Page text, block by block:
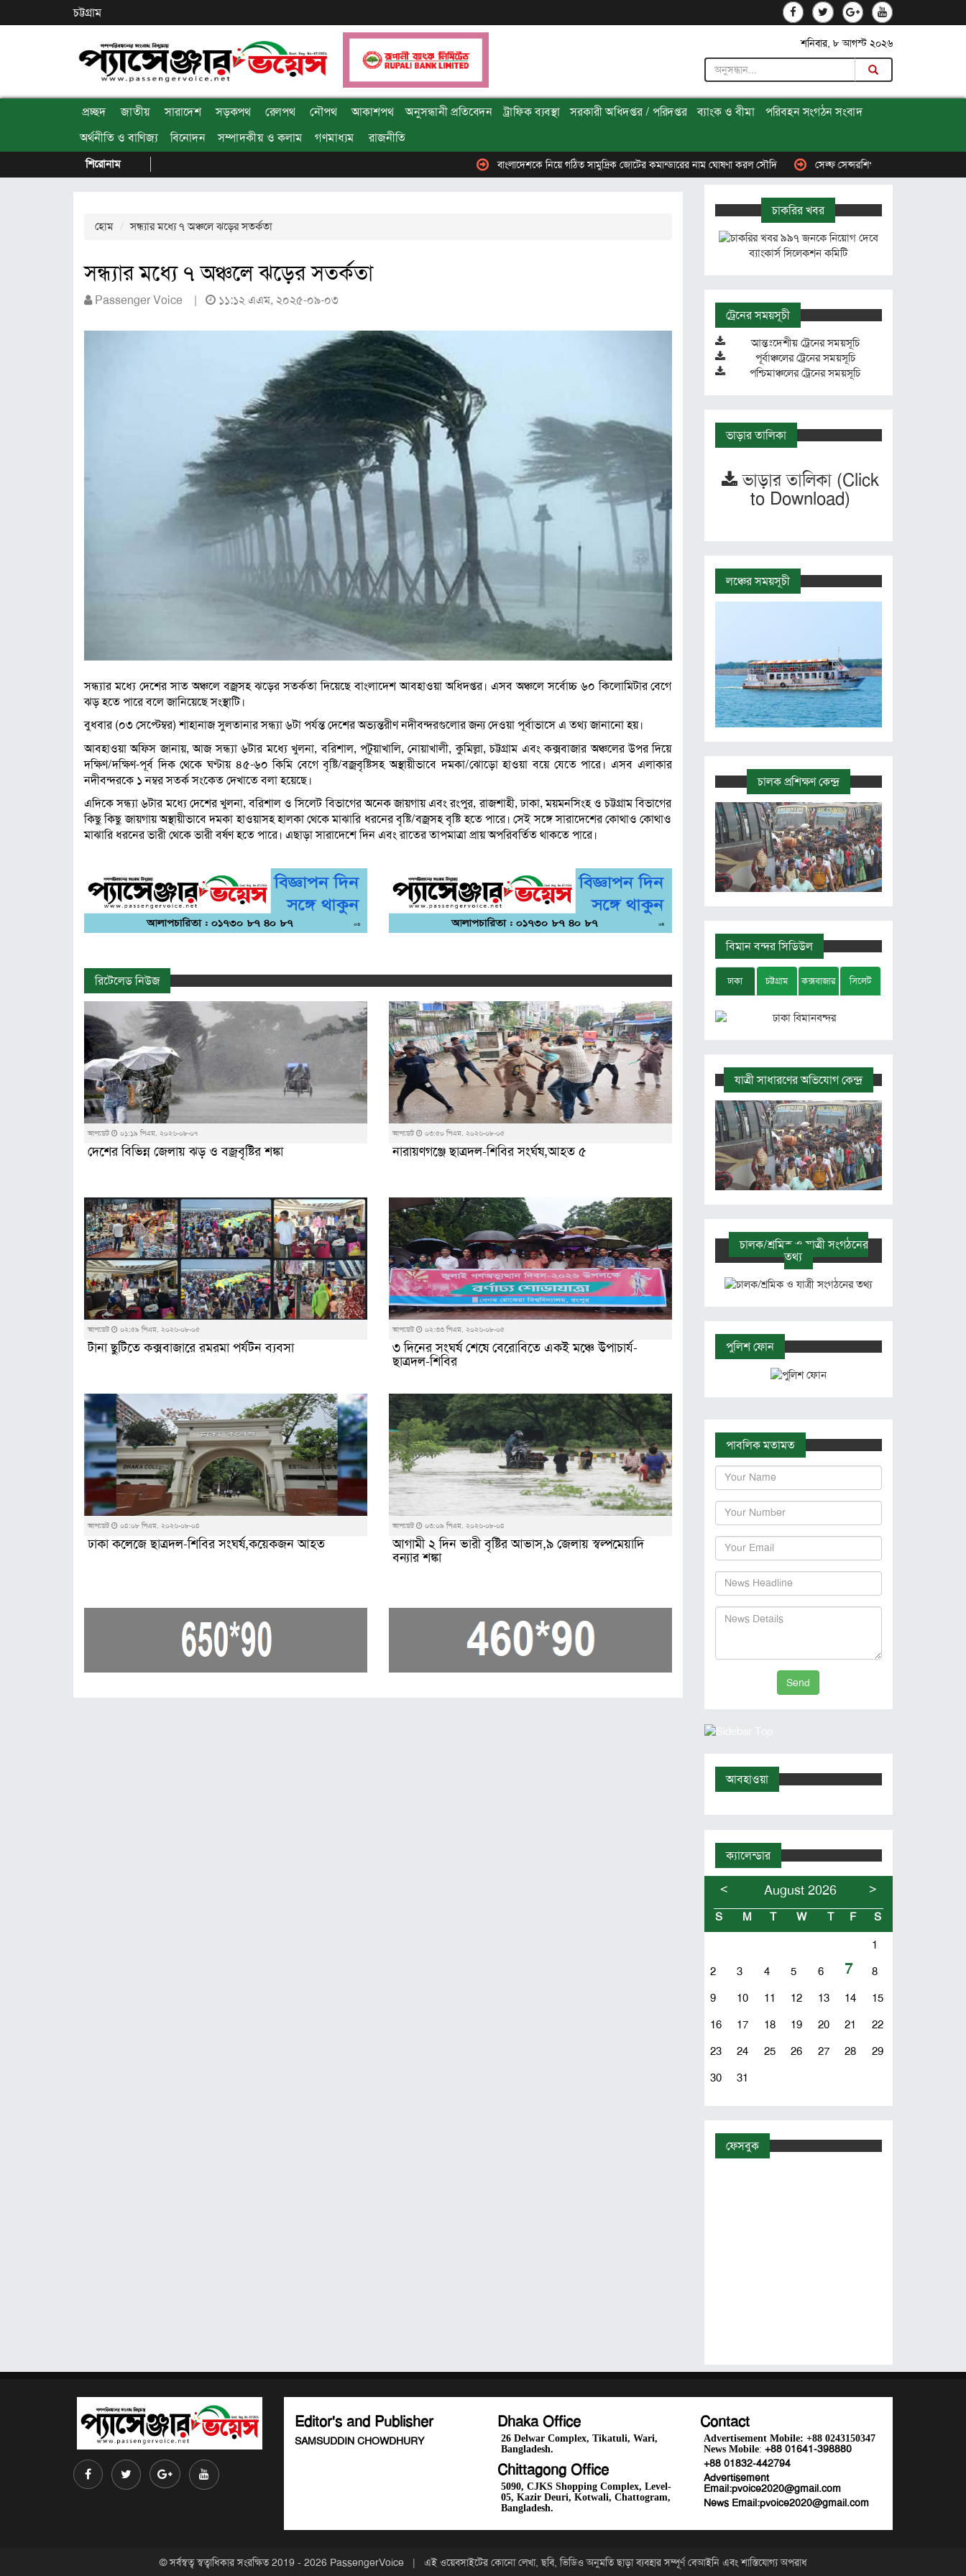
চট্টগ্রাম
শনিবার, ৮ আগস্ট ২০২৬
প্রচ্ছদ জাতীয় সারাদেশ সড়কপথ রেলপথ নৌপথ আকাশপথ অনুসন্ধানী প্রতিবেদন ট্রাফিক ব্যবস্থা সরকারী অধিদপ্তর / পরিদপ্তর ব্যাংক ও বীমা
পরিবহন সংগঠন সংবাদ
অর্থনীতি ও বাণিজ্য
বিনোদন সম্পাদকীয় ও কলাম গণমাধ্যম রাজনীতি
শিরোনাম বাংলাদেশকে নিয়ে গঠিত সামুদ্রিক জোটের কমান্ডারের নাম ঘোষণা করল সৌদি সেল্ফ সেন্সরশিপ নয়, বস্তুনিষ্ঠ সংবাদ পরিবেশন করতে
হোম সন্ধ্যার মধ্যে ৭ অঞ্চলে ঝড়ের সতর্কতা
সন্ধ্যার মধ্যে ৭ অঞ্চলে ঝড়ের সতর্কতা
Passenger Voice | ১১:১২ এএম, ২০২৫-০৯-০৩
সন্ধ্যার মধ্যে দেশের সাত অঞ্চলে বজ্রসহ ঝড়ের সতর্কতা দিয়েছে বাংলাদেশ আবহাওয়া অধিদপ্তর। এসব অঞ্চলে সর্বোচ্চ ৬০ কিলোমিটার বেগে
ঝড় হতে পারে বলে জানিয়েছে সংস্থাটি।
বুধবার (০৩ সেপ্টেম্বর) শাহানাজ সুলতানার সন্ধ্যা ৬টা পর্যন্ত দেশের অভ্যন্তরীণ নদীবন্দরগুলোর জন্য দেওয়া পূর্বাভাসে এ তথ্য জানানো হয়।
আবহাওয়া অফিস জানায়, আজ সন্ধ্যা ৬টার মধ্যে খুলনা, বরিশাল, পটুয়াখালি, নোয়াখালী, কুমিল্লা, চট্টগ্রাম এবং কক্সবাজার অঞ্চলের উপর দিয়ে
দক্ষিণ/দক্ষিণ-পূর্ব দিক থেকে ঘণ্টায় ৪৫-৬০ কিমি বেগে বৃষ্টি/বজ্রবৃষ্টিসহ অস্থায়ীভাবে দমকা/ঝোড়ো হাওয়া বয়ে যেতে পারে। এসব এলাকার
নদীবন্দরকে ১ নম্বর সতর্ক সংকেত দেখাতে বলা হয়েছে।
এদিকে সন্ধ্যা ৬টার মধ্যে দেশের খুলনা, বরিশাল ও সিলেট বিভাগের অনেক জায়গায় এবং রংপুর, রাজশাহী, ঢাকা, ময়মনসিংহ ও চট্টগ্রাম বিভাগের
কিছু কিছু জায়গায় অস্থায়ীভাবে দমকা হাওয়াসহ হালকা থেকে মাঝারি ধরনের বৃষ্টি/বজ্রসহ বৃষ্টি হতে পারে। সেই সঙ্গে সারাদেশের কোথাও কোথাও
মাঝারি ধরনের ভারী থেকে ভারী বর্ষণ হতে পারে। এছাড়া সারাদেশে দিন এবং রাতের তাপমাত্রা প্রায় অপরিবর্তিত থাকতে পারে।
রিটেলেড নিউজ
আপডেট ০১:১৯ পিএম, ২০২৬-০৮-০৭
দেশের বিভিন্ন জেলায় ঝড় ও বজ্রবৃষ্টির শঙ্কা
আপডেট ০৩:৫০ পিএম, ২০২৬-০৮-০৫
নারায়ণগঞ্জে ছাত্রদল-শিবির সংর্ঘষ,আহত ৫
আপডেট ০২:৫৯ পিএম, ২০২৬-০৮-০৫
টানা ছুটিতে কক্সবাজারে রমরমা পর্যটন ব্যবসা
আপডেট ০২:৩৩ পিএম, ২০২৬-০৮-০৫
৩ দিনের সংঘর্ষ শেষে বেরোবিতে একই মঞ্চে উপাচার্য-
ছাত্রদল-শিবির
আপডেট ০৪:০৮ পিএম, ২০২৬-০৮-০৪
ঢাকা কলেজে ছাত্রদল-শিবির সংঘর্ষ,কয়েকজন আহত
আপডেট ০৩:০৯ পিএম, ২০২৬-০৮-০৪
আগামী ২ দিন ভারী বৃষ্টির আভাস,৯ জেলায় স্বল্পমেয়াদি
বন্যার শঙ্কা
চাকরির খবর
৯৯৭ জনকে নিয়োগ দেবে
ব্যাংকার্স সিলেকশন কমিটি
ট্রেনের সময়সূচী
আন্তঃদেশীয় ট্রেনের সময়সূচি
পূর্বাঞ্চলের ট্রেনের সময়সূচি
পশ্চিমাঞ্চলের ট্রেনের সময়সূচি
ভাড়ার তালিকা
ভাড়ার তালিকা (Click
to Download)
লঞ্চের সময়সূচী
চালক প্রশিক্ষণ কেন্দ্র
বিমান বন্দর সিডিউল
ঢাকা চট্টগ্রাম কক্সবাজার সিলেট
যাত্রী সাধারণের অভিযোগ কেন্দ্র
চালক/শ্রমিক ও যাত্রী সংগঠনের
তথ্য
পুলিশ ফোন
পাবলিক মতামত
Send
আবহাওয়া
ক্যালেন্ডার
< August 2026 >
S M T W T F
S
1
2
3 4 5 6 7
8
9
10 11 12 13 14
15
16
17 18 19 20 21
22
23
24 25 26 27 28
29
30
31
ফেসবুক
Editor's and Publisher
SAMSUDDIN CHOWDHURY
Dhaka Office
26 Delwar Complex, Tikatuli, Wari,
Bangladesh.
Chittagong Office
5090, CJKS Shopping Complex, Level-
05, Kazir Deuri, Kotwali, Chattogram,
Bangladesh.
Contact
Advertisement Mobile: +88 0243150347
News Mobile:+88 01641-398880
+88 01832-442794
Advertisement
Email:pvoice2020@gmail.com
News Email:pvoice2020@gmail.com
© সর্বস্বত্ব স্বত্বাধিকার সংরক্ষিত 2019 - 2026 PassengerVoice| এই ওয়েবসাইটের কোনো লেখা, ছবি, ভিডিও অনুমতি ছাড়া ব্যবহার সম্পূর্ণ বেআইনি এবং শাস্তিযোগ্য অপরাধ